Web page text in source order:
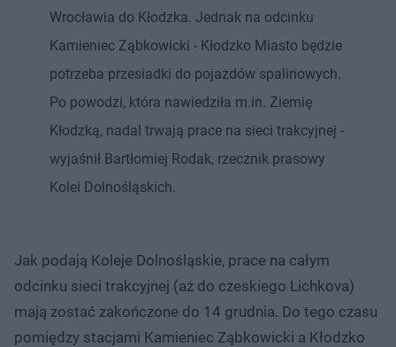
Wrocławia do Kłodzka. Jednak na odcinku
Kamieniec Ząbkowicki - Kłodzko Miasto będzie
potrzeba przesiadki do pojazdów spalinowych.
Po powodzi, która nawiedziła m.in. Ziemię
Kłodzką, nadal trwają prace na sieci trakcyjnej -
wyjaśnił Bartłomiej Rodak, rzecznik prasowy
Kolei Dolnośląskich.
Jak podają Koleje Dolnośląskie, prace na całym
odcinku sieci trakcyjnej (aż do czeskiego Lichkova)
mają zostać zakończone do 14 grudnia. Do tego czasu
pomiędzy stacjami Kamieniec Ząbkowicki a Kłodzko